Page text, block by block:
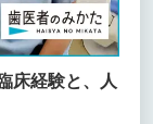
床経験と、人